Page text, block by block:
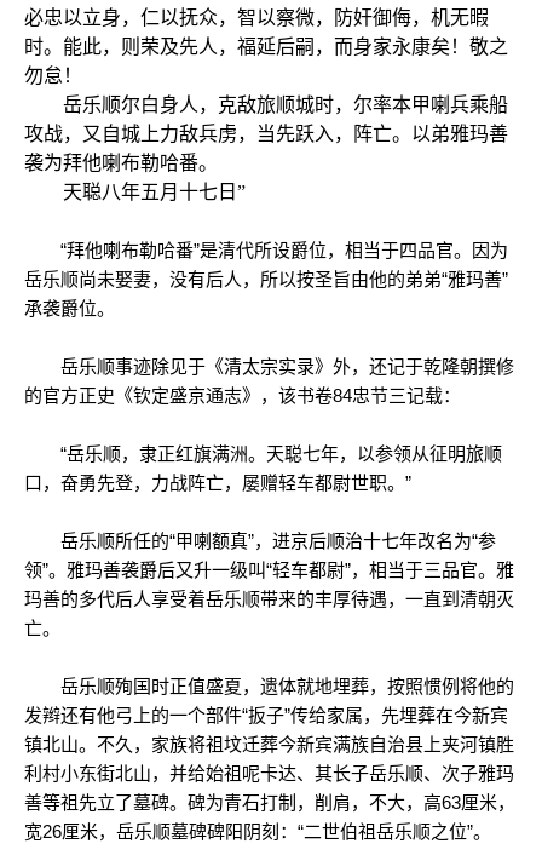
必忠以立身，仁以抚众，智以察微，防奸御侮，机无暇
时。能此，则荣及先人，福延后嗣，而身家永康矣！敬之
勿怠！
岳乐顺尔白身人，克敌旅顺城时，尔率本甲喇兵乘船
攻战，又自城上力敌兵虏，当先跃入，阵亡。以弟雅玛善
袭为拜他喇布勒哈番。
天聪八年五月十七日”
“拜他喇布勒哈番”是清代所设爵位，相当于四品官。因为
岳乐顺尚未娶妻，没有后人，所以按圣旨由他的弟弟“雅玛善”
承袭爵位。
岳乐顺事迹除见于《清太宗实录》外，还记于乾隆朝撰修
的官方正史《钦定盛京通志》，该书卷84忠节三记载：
“岳乐顺，隶正红旗满洲。天聪七年，以参领从征明旅顺
口，奋勇先登，力战阵亡，屡赠轻车都尉世职。”
岳乐顺所任的“甲喇额真”，进京后顺治十七年改名为“参
领”。雅玛善袭爵后又升一级叫“轻车都尉”，相当于三品官。雅
玛善的多代后人享受着岳乐顺带来的丰厚待遇，一直到清朝灭
亡。
岳乐顺殉国时正值盛夏，遗体就地埋葬，按照惯例将他的
发辫还有他弓上的一个部件“扳子”传给家属，先埋葬在今新宾
镇北山。不久，家族将祖坟迁葬今新宾满族自治县上夹河镇胜
利村小东街北山，并给始祖呢卡达、其长子岳乐顺、次子雅玛
善等祖先立了墓碑。碑为青石打制，削肩，不大，高63厘米，
宽26厘米，岳乐顺墓碑碑阳阴刻：“二世伯祖岳乐顺之位”。